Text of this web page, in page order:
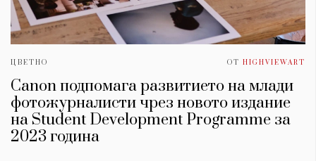
ЦВЕТНО ОТ HIGHVIEWART
Canon подпомага развитието на млади
фотожурналисти чрез новото издание
на Student Development Programme за
2023 година